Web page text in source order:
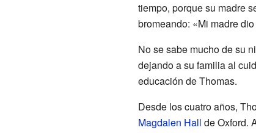
tiempo, porque su madre
bromeando: «Mi madre
No se sabe mucho de su
dejando a su familia al
educación de Thomas.
Desde los cuatro años,
Magdalen Hall de Oxford.